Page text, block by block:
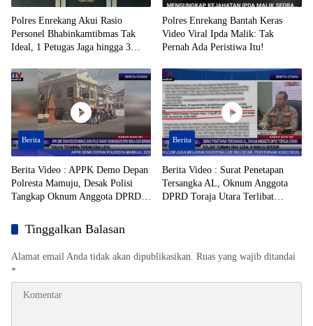
Polres Enrekang Akui Rasio
Personel Bhabinkamtibmas Tak
Ideal, 1 Petugas Jaga hingga 3
Polres Enrekang Bantah Keras
Video Viral Ipda Malik: Tak
Pernah Ada Peristiwa Itu!
Berita
Berita Video : APPK Demo Depan
Polresta Mamuju, Desak Polisi
Tangkap Oknum Anggota DPRD
Tersangka Tambang Emas Ilegal
Berita
Berita Video : Surat Penetapan
Tersangka AL, Oknum Anggota
DPRD Toraja Utara Terlibat
Tinggalkan Balasan
Alamat email Anda tidak akan dipublikasikan. Ruas yang wajib ditandai
*